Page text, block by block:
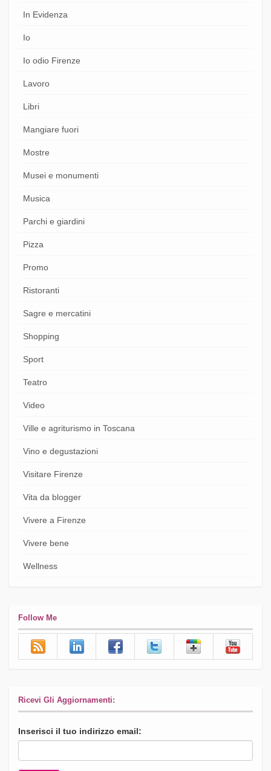
In Evidenza
Io
Io odio Firenze
Lavoro
Libri
Mangiare fuori
Mostre
Musei e monumenti
Musica
Parchi e giardini
Pizza
Promo
Ristoranti
Sagre e mercatini
Shopping
Sport
Teatro
Video
Ville e agriturismo in Toscana
Vino e degustazioni
Visitare Firenze
Vita da blogger
Vivere a Firenze
Vivere bene
Wellness
Follow Me
Ricevi Gli Aggiornamenti:
Inserisci il tuo indirizzo email: